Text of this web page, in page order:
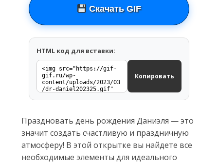
Скачать GIF
HTML код для вставки:
Копировать
Праздновать день рождения Даниэля — это
значит создать счастливую и праздничную
атмосферу! В этой открытке вы найдете все
необходимые элементы для идеального